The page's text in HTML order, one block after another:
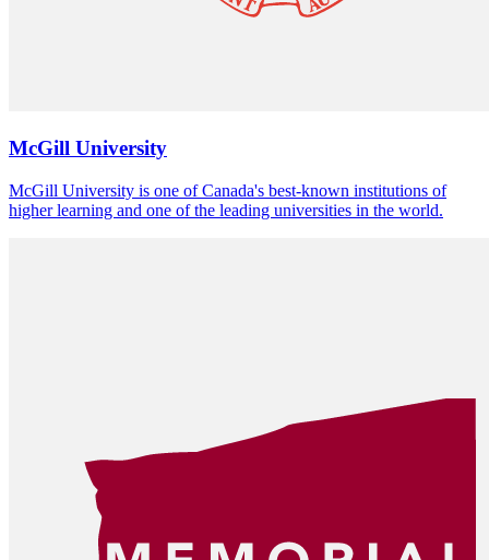
McGill University
McGill University is one of Canada's best-known institutions of
higher learning and one of the leading universities in the world.